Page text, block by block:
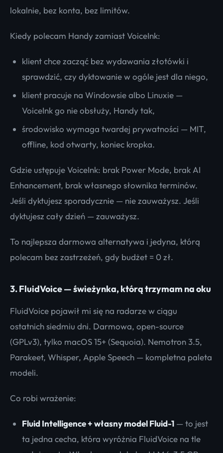
lokalnie, bez konta, bez limitów.
Kiedy polecam Handy zamiast VoiceInk:
klient chce zacząć bez wydawania złotówki i
sprawdzić, czy dyktowanie w ogóle jest dla niego,
klient pracuje na Windowsie albo Linuxie —
VoiceInk go nie obsłuży, Handy tak,
środowisko wymaga twardej prywatności — MIT,
offline, kod otwarty, koniec kropka.
Gdzie ustępuje VoiceInk: brak Power Mode, brak AI
Enhancement, brak własnego słownika terminów.
Jeśli dyktujesz sporadycznie — nie zauważysz. Jeśli
dyktujesz cały dzień — zauważysz.
To najlepsza darmowa alternatywa i jedyna, którą
polecam bez zastrzeżeń, gdy budżet = 0 zł.
3. FluidVoice — świeżynka, którą trzymam na oku
FluidVoice pojawił mi się na radarze w ciągu
ostatnich siedmiu dni. Darmowa, open-source
(GPLv3), tylko macOS 15+ (Sequoia). Nemotron 3.5,
Parakeet, Whisper, Apple Speech — kompletna paleta
modeli.
Co robi wrażenie:
Fluid Intelligence + własny model Fluid-1 — to jest
ta jedna cecha, która wyróżnia FluidVoice na tle